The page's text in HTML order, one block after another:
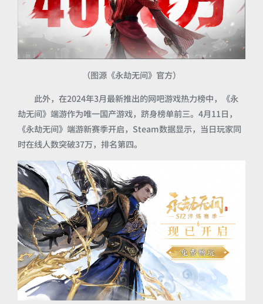
（图源《永劫无间》官方）
此外，在2024年3月最新推出的网吧游戏热力榜中，《永
劫无间》端游作为唯一国产游戏，跻身榜单前三。4月11日，
《永劫无间》端游新赛季开启，Steam数据显示，当日玩家同
时在线人数突破37万，排名第四。